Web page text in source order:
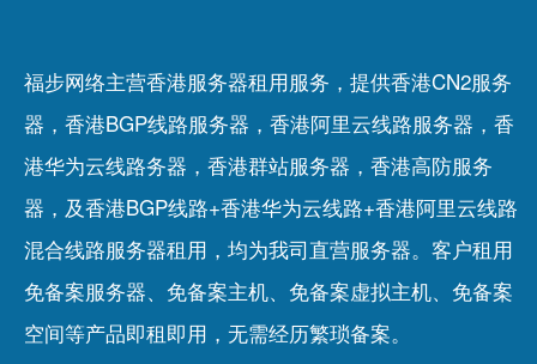
福步网络主营香港服务器租用服务，提供香港CN2服务
器，香港BGP线路服务器，香港阿里云线路服务器，香
港华为云线路务器，香港群站服务器，香港高防服务
器，及香港BGP线路+香港华为云线路+香港阿里云线路
混合线路服务器租用，均为我司直营服务器。客户租用
免备案服务器、 免备案主机、 免备案虚拟主机、 免备案
空间等产品即租即用，无需经历繁琐备案。